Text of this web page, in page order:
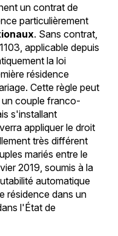
un contrat de
particulièrement
. Sans contrat,
applicable depuis
la loi
résidence
Cette règle peut
couple franco-
s'installant
appliquer le droit
très différent
mariés entre le
2019, soumis à la
automatique
résidence dans un
l'État de